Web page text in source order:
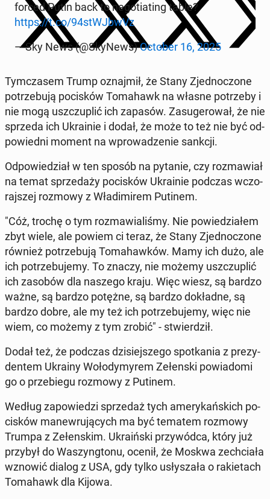
forced Putin back to ne­go­tia­ting table?
https://t.co/94stWJ­bwVz
— Sky News (@SkyNews)October 16, 2025
Tym­cza­sem Trump oznaj­mił, że Stany Zjed­no­czo­ne
po­trze­bu­ją po­ci­sków To­ma­hawk na własne po­trze­by i
nie mogą uszczu­plić ich zapasów. Za­su­ge­ro­wał, że nie
sprzeda ich Ukra­inie i dodał, że może to też nie być od­
po­wied­ni moment na wpro­wa­dze­nie sankcji.
Od­po­wie­dział w ten sposób na pytanie, czy roz­ma­wiał
na temat sprze­da­ży po­ci­sków Ukra­inie podczas wczo­
raj­szej rozmowy z Wła­di­mi­rem Putinem.
"Cóż, trochę o tym roz­ma­wia­li­śmy. Nie po­wie­dzia­łem
zbyt wiele, ale powiem ci teraz, że Stany Zjed­no­czo­ne
również po­trze­bu­ją To­ma­haw­ków. Mamy ich dużo, ale
ich po­trze­bu­je­my. To znaczy, nie możemy uszczu­plić
ich zasobów dla naszego kraju. Więc wiesz, są bardzo
ważne, są bardzo potężne, są bardzo do­kład­ne, są
bardzo dobre, ale my też ich po­trze­bu­je­my, więc nie
wiem, co możemy z tym zrobić" - stwier­dził.
Dodał też, że podczas dzi­siej­sze­go spo­tka­nia z pre­zy­
den­tem Ukrainy Wo­ło­dy­my­rem Ze­łen­ski po­wia­do­mi
go o prze­bie­gu rozmowy z Putinem.
Według za­po­wie­dzi sprze­daż tych ame­ry­kań­skich po­
ci­sków ma­new­ru­ją­cych ma być tematem rozmowy
Trumpa z Ze­łen­skim. Ukra­iń­ski przy­wód­ca, który już
przybył do Wa­szyng­to­nu, ocenił, że Moskwa ze­chcia­ła
wznowić dialog z USA, gdy tylko usły­sza­ła o ra­kie­tach
To­ma­hawk dla Kijowa.